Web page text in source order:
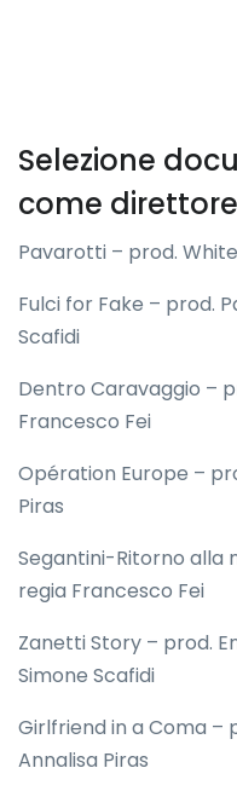
Selezione
come
Pavarotti – prod.
Fulci for Fake – prod.
Scafidi
Dentro Caravaggio –
Francesco Fei
Opération Europe –
Piras
Segantini-Ritorno alla
regia Francesco Fei
Zanetti Story – prod.
Simone Scafidi
Girlfriend in a Coma –
Annalisa Piras